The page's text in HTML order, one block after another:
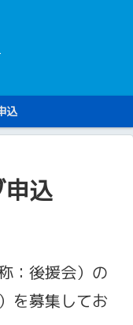
込
込
：後援会）の
を募集してお